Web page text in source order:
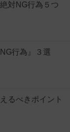
対NG行為５つ
行為』３選
るべきポイント